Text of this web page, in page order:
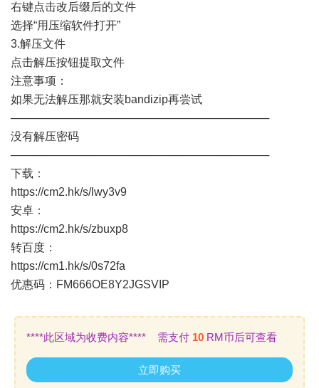
右键点击改后缀后的文件
选择“用压缩软件打开”
3.解压文件
点击解压按钮提取文件
注意事项：
如果无法解压那就安装bandizip再尝试
─────────────────────────────────
没有解压密码
─────────────────────────────────
下载：
https://cm2.hk/s/lwy3v9
安卓：
https://cm2.hk/s/zbuxp8
转百度：
https://cm1.hk/s/0s72fa
优惠码：FM666OE8Y2JGSVIP
****此区域为收费内容**** 需支付 10 RM币后可查看
立即购买